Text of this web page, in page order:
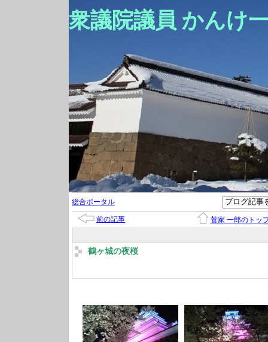
衆議院議員 かんけ
総合ポータル
前の記事 菅家 一郎のトッ
鶴ヶ城の夜桜